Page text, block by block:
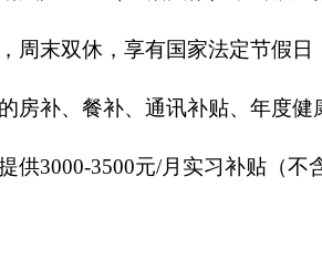
周末双休，享有国家法定节假日
房补、餐补、通讯补贴、年度
供3000-3500元/月实习补贴（不